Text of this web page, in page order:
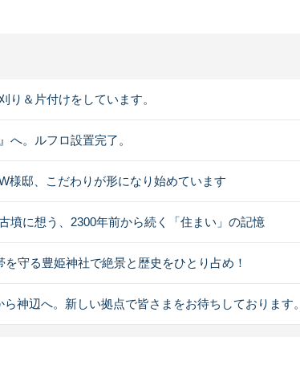
り＆片付けをしています。
へ。ルフロ設置完了。
様邸、こだわりが形になり始めています
墳に想う、2300年前から続く「住まい」の記憶
守る豊姫神社で絶景と歴史をひとり占め！
ら神辺へ。新しい拠点で皆さまをお待ちしております。